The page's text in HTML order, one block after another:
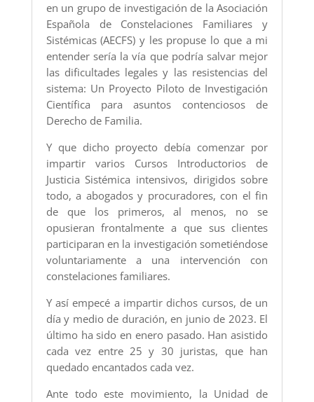
en un grupo de investigación de la Asociación
Española de Constelaciones Familiares y
Sistémicas (AECFS) y les propuse lo que a mi
entender sería la vía que podría salvar mejor
las dificultades legales y las resistencias del
sistema: Un Proyecto Piloto de Investigación
Científica para asuntos contenciosos de
Derecho de Familia.
Y que dicho proyecto debía comenzar por
impartir varios Cursos Introductorios de
Justicia Sistémica intensivos, dirigidos sobre
todo, a abogados y procuradores, con el fin
de que los primeros, al menos, no se
opusieran frontalmente a que sus clientes
participaran en la investigación sometiéndose
voluntariamente a una intervención con
constelaciones familiares.
Y así empecé a impartir dichos cursos, de un
día y medio de duración, en junio de 2023. El
último ha sido en enero pasado. Han asistido
cada vez entre 25 y 30 juristas, que han
quedado encantados cada vez.
Ante todo este movimiento, la Unidad de